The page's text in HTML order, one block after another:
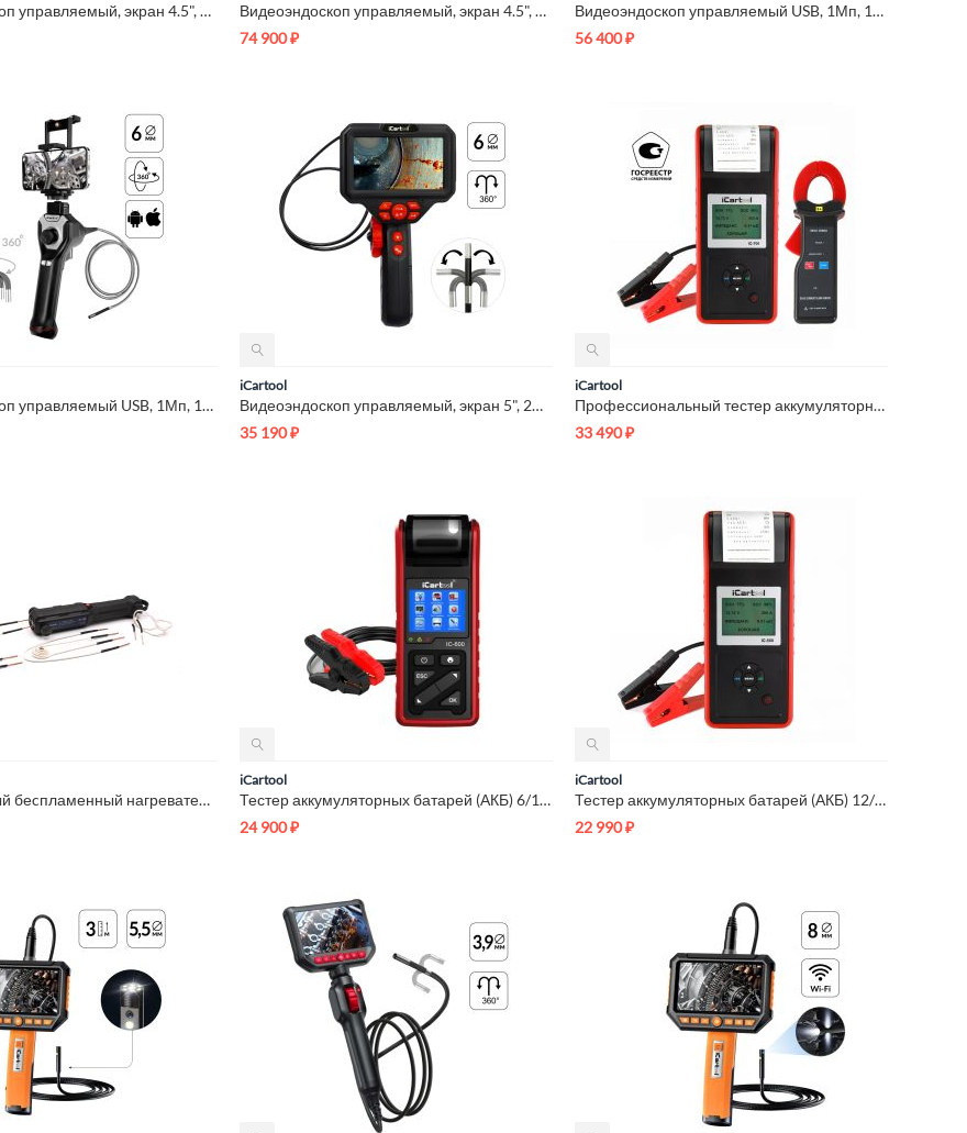
Видеоэндоскоп управляемый, экран 4.5", 1Мп, 1280х720, 1м, 4мм...
Видеоэндоскоп управляемый, экран 4.5", 1Мп, 1280х720, 1.5м, 4...
74 900₽
Видеоэндоскоп управляемый USB, 1Мп, 1280х720, 1м, 4мм зонд, в...
56 400₽
Видеоэндоскоп управляемый USB, 1Мп, 1280х720, 1м, 6мм зонд, в...
iCartool
Видеоэндоскоп управляемый, экран 5", 2Мп, 1920x1080, 1м, 6мм,...
35 190₽
iCartool
Профессиональный тестер аккумуляторных батарей (АКБ) 12/24V i...
33 490₽
Индукционный беcпламенный нагреватель iCartool IC-190
iCartool
Тестер аккумуляторных батарей (АКБ) 6/12/24V iCartool IC-600
24 900₽
iCartool
Тестер аккумуляторных батарей (АКБ) 12/24V iCartool IC-500
22 990₽